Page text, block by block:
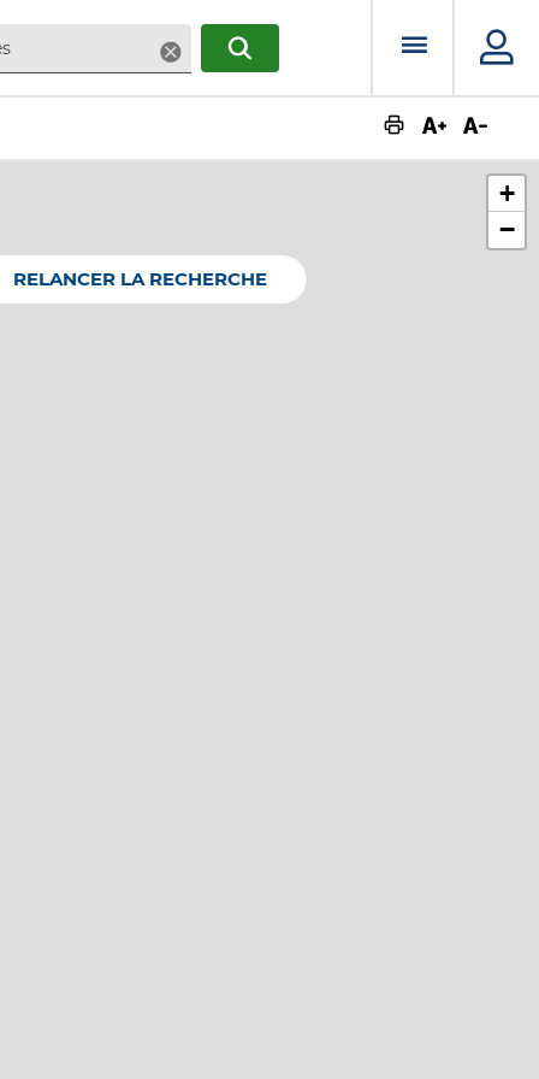
SupprimerRECHERCHERMenu
+
−
RELANCER LA RECHERCHE